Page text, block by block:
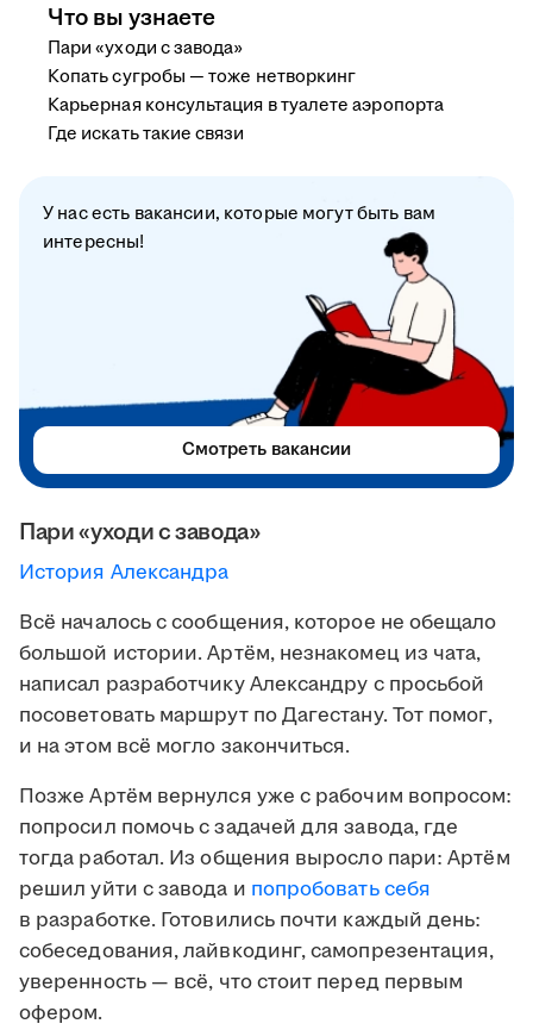
Пари «уходи с завода»
История Александра
Всё началось с сообщения, которое не обещало
большой истории. Артём, незнакомец из чата,
написал разработчику Александру с просьбой
посоветовать маршрут по Дагестану. Тот помог,
и на этом всё могло закончиться.
Позже Артём вернулся уже с рабочим вопросом:
попросил помочь с задачей для завода, где
тогда работал. Из общения выросло пари: Артём
решил уйти с завода и попробовать себя
в разработке. Готовились почти каждый день:
собеседования, лайвкодинг, самопрезентация,
уверенность — всё, что стоит перед первым
офером.
Что вы узнаете
Пари «уходи с завода»
Копать сугробы — тоже нетворкинг
Карьерная консультация в туалете аэропорта
Где искать такие связи
У нас есть вакансии, которые могут быть вам
интересны!
Смотреть вакансии